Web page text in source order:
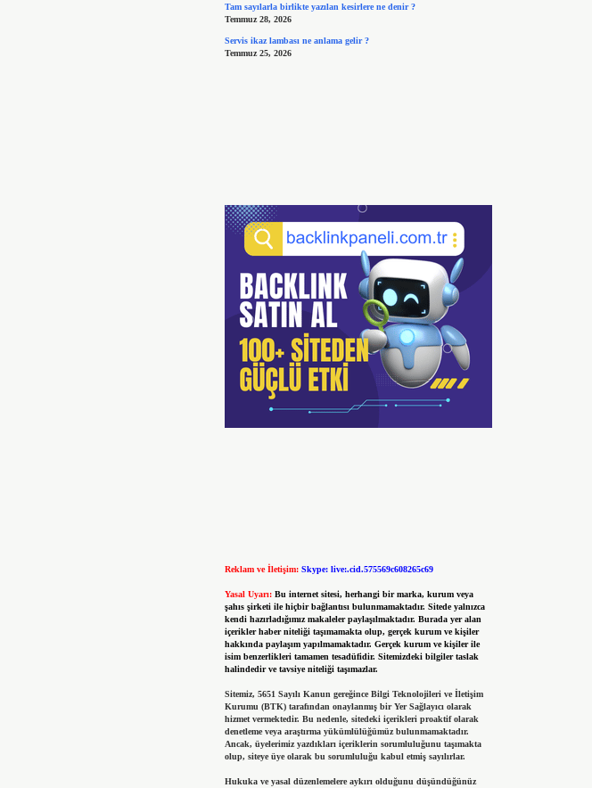
Tam sayılarla birlikte yazılan kesirlere ne denir ?
Temmuz 28, 2026
Servis ikaz lambası ne anlama gelir ?
Temmuz 25, 2026
Reklam ve İletişim: Skype: live:.cid.575569c608265c69
Yasal Uyarı: Bu internet sitesi, herhangi bir marka, kurum veya
şahıs şirketi ile hiçbir bağlantısı bulunmamaktadır. Sitede yalnızca
kendi hazırladığımız makaleler paylaşılmaktadır. Burada yer alan
içerikler haber niteliği taşımamakta olup, gerçek kurum ve kişiler
hakkında paylaşım yapılmamaktadır. Gerçek kurum ve kişiler ile
isim benzerlikleri tamamen tesadüfidir. Sitemizdeki bilgiler taslak
halindedir ve tavsiye niteliği taşımazlar.
Sitemiz, 5651 Sayılı Kanun gereğince Bilgi Teknolojileri ve İletişim
Kurumu (BTK) tarafından onaylanmış bir Yer Sağlayıcı olarak
hizmet vermektedir. Bu nedenle, sitedeki içerikleri proaktif olarak
denetleme veya araştırma yükümlülüğümüz bulunmamaktadır.
Ancak, üyelerimiz yazdıkları içeriklerin sorumluluğunu taşımakta
olup, siteye üye olarak bu sorumluluğu kabul etmiş sayılırlar.
Hukuka ve yasal düzenlemelere aykırı olduğunu düşündüğünüz